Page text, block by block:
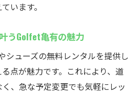
います。
うGolfet亀有の魅力
シューズの無料レンタルを提供し
点が魅力です。これにより、道
、急な予定変更でも気軽にレッ